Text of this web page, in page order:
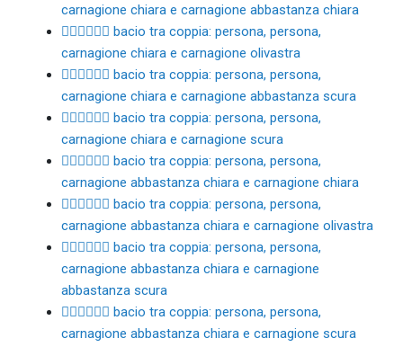
carnagione chiara e carnagione abbastanza chiara
🧑🏻‍❤️‍💋‍🧑🏽 bacio tra coppia: persona, persona,
carnagione chiara e carnagione olivastra
🧑🏻‍❤️‍💋‍🧑🏾 bacio tra coppia: persona, persona,
carnagione chiara e carnagione abbastanza scura
🧑🏻‍❤️‍💋‍🧑🏿 bacio tra coppia: persona, persona,
carnagione chiara e carnagione scura
🧑🏼‍❤️‍💋‍🧑🏻 bacio tra coppia: persona, persona,
carnagione abbastanza chiara e carnagione chiara
🧑🏼‍❤️‍💋‍🧑🏽 bacio tra coppia: persona, persona,
carnagione abbastanza chiara e carnagione olivastra
🧑🏼‍❤️‍💋‍🧑🏾 bacio tra coppia: persona, persona,
carnagione abbastanza chiara e carnagione
abbastanza scura
🧑🏼‍❤️‍💋‍🧑🏿 bacio tra coppia: persona, persona,
carnagione abbastanza chiara e carnagione scura